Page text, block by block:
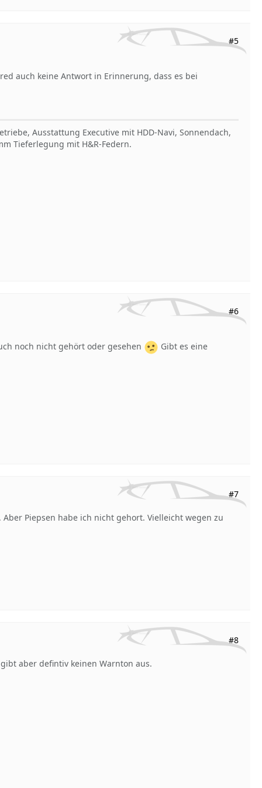
#5
auch keine Antwort in Erinnerung, dass es bei
Ausstattung Executive mit HDD-Navi, Sonnendach,
Tieferlegung mit H&R-Federn.
#6
noch nicht gehört oder gesehen Gibt es eine
#7
Piepsen habe ich nicht gehort. Vielleicht wegen zu
#8
aber defintiv keinen Warnton aus.